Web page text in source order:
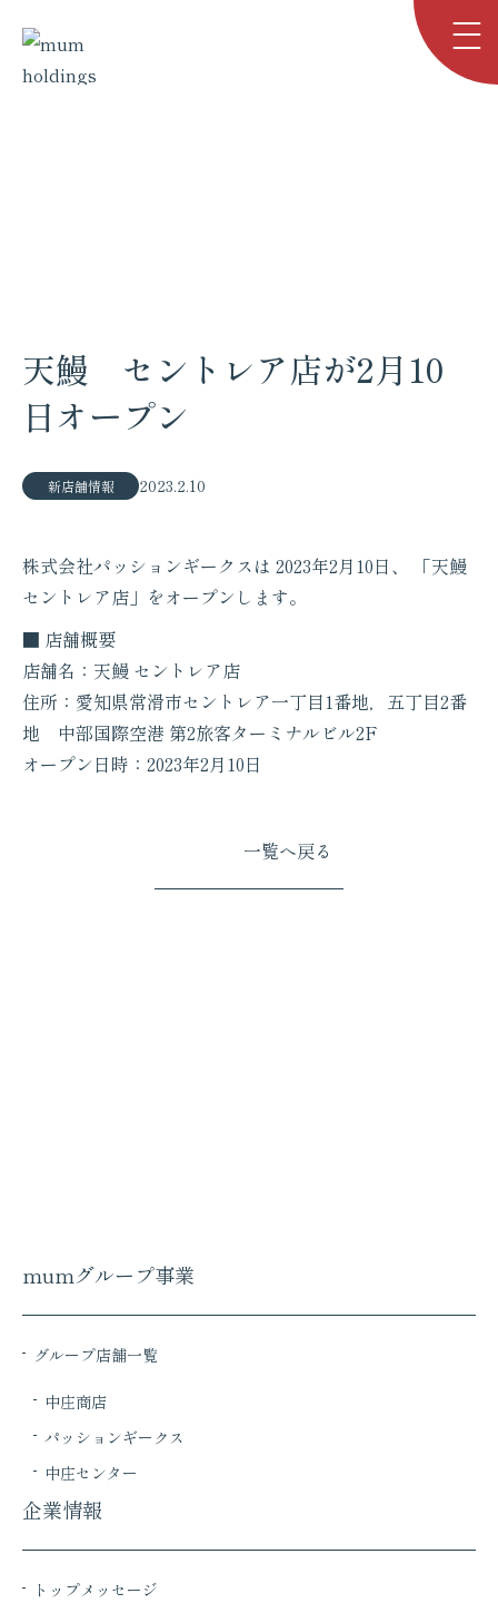
天鰻 セントレア店が2月10
日オープン
新店舗情報 2023.2.10
株式会社パッションギークスは 2023年2月10日、 「天鰻
セントレア店」をオープンします。
■ 店舗概要
店舗名：天鰻 セントレア店
住所：愛知県常滑市セントレア一丁目1番地，五丁目2番
地 中部国際空港 第2旅客ターミナルビル2F
オープン日時：2023年2月10日
一覧へ戻る
mumグループ事業
グループ店舗一覧
中庄商店
パッションギークス
中庄センター
企業情報
トップメッセージ